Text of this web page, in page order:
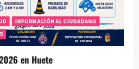
INFORMACIÓN AL CIUDADANO
en Huete